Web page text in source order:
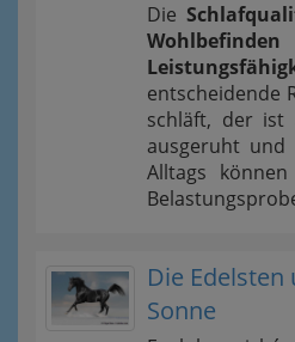
Die
entscheidende
schläft, der ist
ausgeruht und
Alltags
Die
Sonne